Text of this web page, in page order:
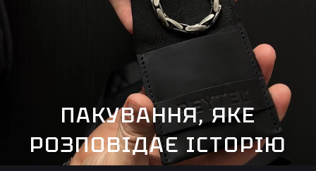
ПАКУВАННЯ, ЯКЕ
РОЗПОВІДАЄ ІСТОРІЮ